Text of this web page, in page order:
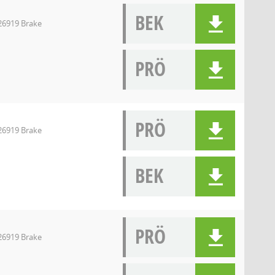
Brake
BEK
PRÖ
Brake
PRÖ
BEK
Brake
PRÖ